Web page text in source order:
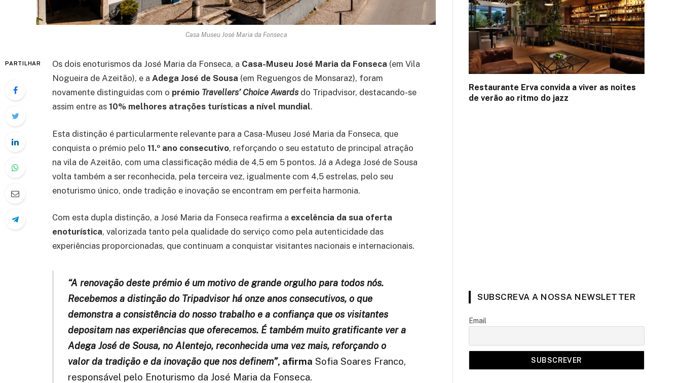
Casa Museu José Maria da Fonseca
PARTILHAR Os dois enoturismos da José Maria da Fonseca, a Casa-Museu José Maria da Fonseca (em Vila
Nogueira de Azeitão), e a Adega José de Sousa (em Reguengos de Monsaraz), foram
novamente distinguidas com o prémio Travellers’ Choice Awardsdo Tripadvisor, destacando-se
assim entre as 10% melhores atrações turísticas a nível mundial.
Esta distinção é particularmente relevante para a Casa-Museu José Maria da Fonseca, que
conquista o prémio pelo 11.º ano consecutivo, reforçando o seu estatuto de principal atração
na vila de Azeitão, com uma classificação média de 4,5 em 5 pontos. Já a Adega José de Sousa
volta também a ser reconhecida, pela terceira vez, igualmente com 4,5 estrelas, pelo seu
enoturismo único, onde tradição e inovação se encontram em perfeita harmonia.
Com esta dupla distinção, a José Maria da Fonseca reafirma a excelência da sua oferta
enoturística, valorizada tanto pela qualidade do serviço como pela autenticidade das
experiências proporcionadas, que continuam a conquistar visitantes nacionais e internacionais.
“A renovação deste prémio é um motivo de grande orgulho para todos nós.
Recebemos a distinção do Tripadvisor há onze anos consecutivos, o que
demonstra a consistência do nosso trabalho e a confiança que os visitantes
depositam nas experiências que oferecemos. É também muito gratificante ver a
Adega José de Sousa, no Alentejo, reconhecida uma vez mais, reforçando o
valor da tradição e da inovação que nos definem”, afirma Sofia Soares Franco,
responsável pelo Enoturismo da José Maria da Fonseca.
Restaurante Erva convida a viver as noites
de verão ao ritmo do jazz
SUBSCREVA A NOSSA NEWSLETTER
Email